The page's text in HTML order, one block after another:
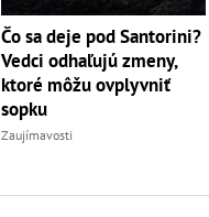
Čo sa deje pod Santorini?
Vedci odhaľujú zmeny,
ktoré môžu ovplyvniť
sopku
Zaujímavosti